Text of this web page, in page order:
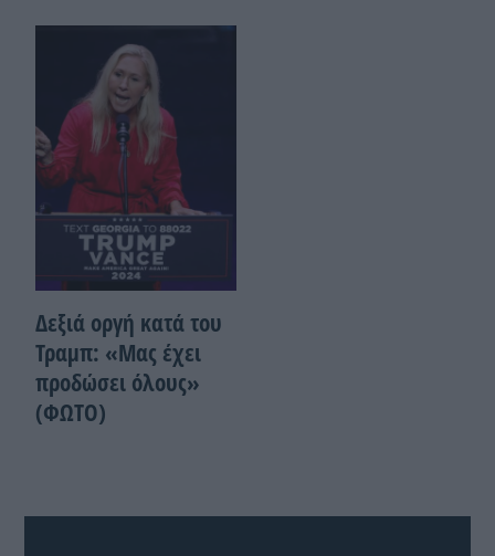
Δεξιά οργή κατά του
Τραμπ: «Μας έχει
προδώσει όλους»
(ΦΩΤΟ)